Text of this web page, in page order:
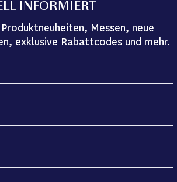
INFORMIERT
Messen, neue
exklusive Rabattcodes und mehr.